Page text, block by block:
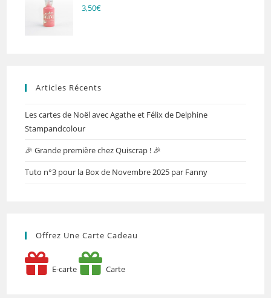
3,50€
Articles Récents
Les cartes de Noël avec Agathe et Félix de Delphine
Stampandcolour
🎉 Grande première chez Quiscrap ! 🎉
Tuto n°3 pour la Box de Novembre 2025 par Fanny
Offrez Une Carte Cadeau
E-carte Carte